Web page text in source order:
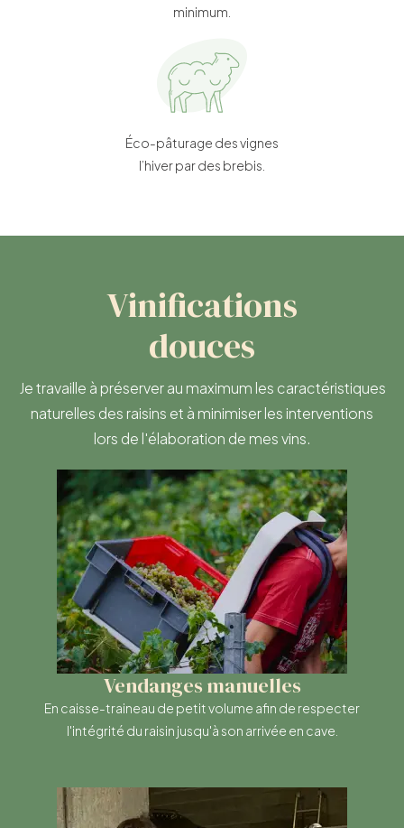
minimum.
Éco-pâturage des vignes
l’hiver par des brebis.
Vinifications
douces
Je travaille à préserver au maximum les caractéristiques
naturelles des raisins et à minimiser les interventions
lors de l'élaboration de mes vins.
Vendanges manuelles
En caisse-traineau de petit volume afin de respecter
l'intégrité du raisin jusqu'à son arrivée en cave.